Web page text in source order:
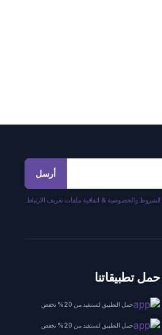
أرسل
الشروط والخصوصية & اتفاقية ملفات تعريف الارتباط.
حمل تطبيقاتنا
حمل التطبيق لتستفيد من 20% تخفض
حمل التطبيق لتستفيد من 20% تخفض